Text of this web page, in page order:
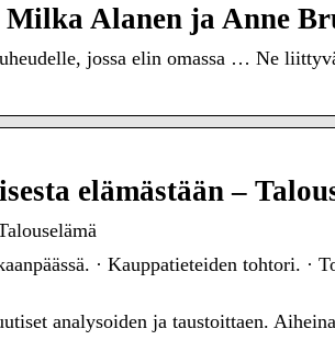
Alanen ja Anne
jossa elin omassa … Ne
elämästään –
· Kauppatieteiden tohtori. ·
analysoiden ja taustoittaen.